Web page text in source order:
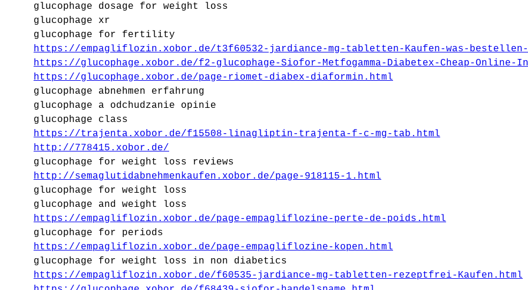
glucophage dosage for weight loss
glucophage xr
glucophage for fertility
https://empagliflozin.xobor.de/t3f60532-jardiance-mg-tabletten-Kaufen-was-
https://glucophage.xobor.de/f2-glucophage-Siofor-Metfogamma-Diabetex-Cheap-Online-In-
https://glucophage.xobor.de/page-riomet-diabex-diaformin.html
glucophage abnehmen erfahrung
glucophage a odchudzanie opinie
glucophage class
https://trajenta.xobor.de/f15508-linagliptin-trajenta-f-c-mg-tab.html
http://778415.xobor.de/
glucophage for weight loss reviews
http://semaglutidabnehmenkaufen.xobor.de/page-918115-1.html
glucophage for weight loss
glucophage and weight loss
https://empagliflozin.xobor.de/page-empagliflozine-perte-de-poids.html
glucophage for periods
https://empagliflozin.xobor.de/page-empagliflozine-kopen.html
glucophage for weight loss in non diabetics
https://empagliflozin.xobor.de/f60535-jardiance-mg-tabletten-rezeptfrei-Kaufen.html